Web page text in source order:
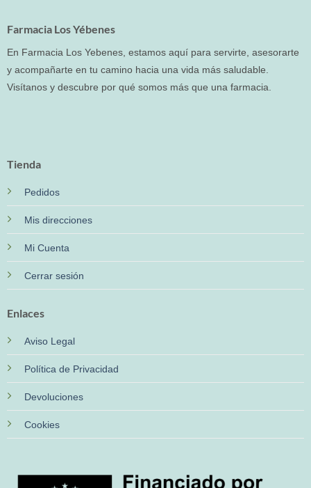
Farmacia Los Yébenes
En Farmacia Los Yebenes, estamos aquí para servirte, asesorarte
y acompañarte en tu camino hacia una vida más saludable.
Visítanos y descubre por qué somos más que una farmacia.
Tienda
Pedidos
Mis direcciones
Mi Cuenta
Cerrar sesión
Enlaces
Aviso Legal
Política de Privacidad
Devoluciones
Cookies